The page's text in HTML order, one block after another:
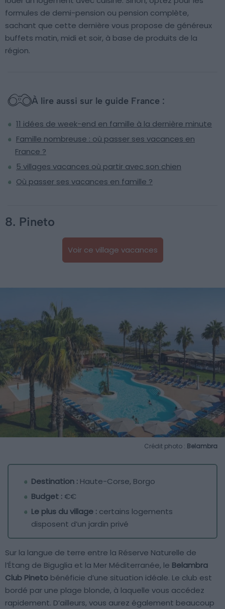
formules de demi-pension ou pension complète,
sachant que cette dernière vous propose de généreux
buffets matin, midi et soir, à base de produits de la
région.
À lire aussi sur le guide France :
11 idées de week-end en famille à la dernière minute
Famille nombreuse : où passer ses vacances en
France ?
5 villages vacances où partir avec son chien
Où passer ses vacances en famille ?
8. Pineto
Voir ce village vacances
Crédit photo : Belambra
Destination : Haute-Corse, Borgo
Budget :€€
Le plus du village : certains logements
disposent d’un jardin privé
Sur la langue de terre entre la Réserve Naturelle de
l’Étang de Biguglia et la Mer Méditerranée, le Belambra
Club Pineto bénéficie d’une situation idéale. Le club est
bordé par une plage blonde, à laquelle vous accédez
rapidement. D’ailleurs, vous aurez également beaucoup